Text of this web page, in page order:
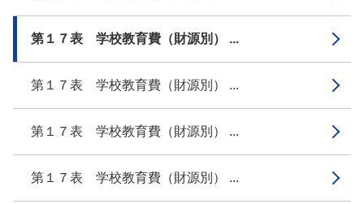
第１７表 学校教育費（財源別） ...
第１７表 学校教育費（財源別） ...
第１７表 学校教育費（財源別） ...
第１７表 学校教育費（財源別） ...